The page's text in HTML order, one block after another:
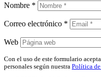
Nombre *
Correo electrónico *
Web
Con el uso de este formulario
personales según nuestra Política